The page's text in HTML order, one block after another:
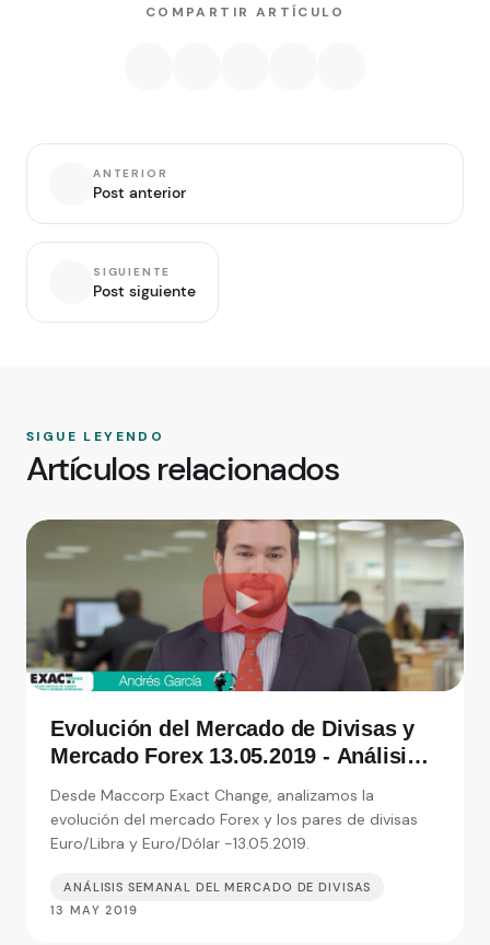
COMPARTIR ARTÍCULO
ANTERIOR
Post anterior
SIGUIENTE
Post siguiente
SIGUE LEYENDO
Artículos relacionados
Evolución del Mercado de Divisas y
Mercado Forex 13.05.2019 - Análisis
de moneda
Desde Maccorp Exact Change, analizamos la
evolución del mercado Forex y los pares de divisas
Euro/Libra y Euro/Dólar -13.05.2019.
ANÁLISIS SEMANAL DEL MERCADO DE DIVISAS
13 MAY 2019